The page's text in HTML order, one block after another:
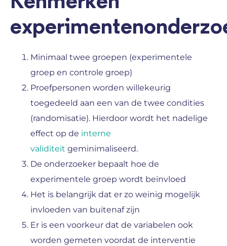
Minimaal twee groepen (experimentele
groep en controle groep)
Proefpersonen worden willekeurig
toegedeeld aan een van de twee condities
(randomisatie). Hierdoor wordt het nadelige
effect op de interne
validiteit geminimaliseerd.
De onderzoeker bepaalt hoe de
experimentele groep wordt beïnvloed
Het is belangrijk dat er zo weinig mogelijk
invloeden van buitenaf zijn
Er is een voorkeur dat de variabelen ook
worden gemeten voordat de interventie